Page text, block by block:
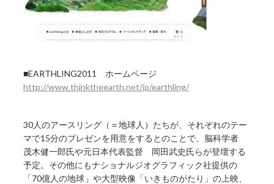
■EARTHLING2011 ホームページ
http://www.thinktheearth.net/jp/earthling/
30人のアースリング（＝地球人）たちが、それぞれのテー
マで15分のプレゼンを用意をするとのことで、脳科学者
茂木健一郎氏や元日本代表監督 岡田武史氏らが登壇する
予定。その他にもナショナルジオグラフィック社提供の
「70億人の地球」や大型映像「いきものがたり」の上映、